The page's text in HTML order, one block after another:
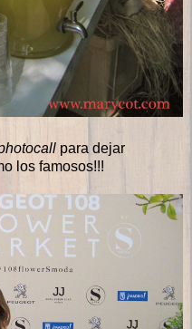
para dejar
los famosos!!!